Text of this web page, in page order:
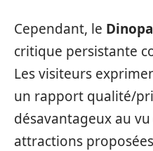
Cependant, le
critique persistante
Les visiteurs
un rapport qualité/
désavantageux au
attractions